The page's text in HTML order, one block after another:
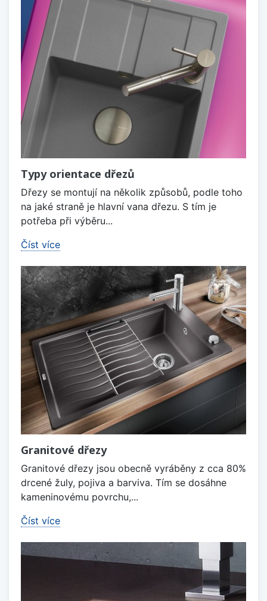
Typy orientace dřezů
Dřezy se montují na několik způsobů, podle toho
na jaké straně je hlavní vana dřezu. S tím je
potřeba při výběru...
Číst více
Granitové dřezy
Granitové dřezy jsou obecně vyráběny z cca 80%
drcené žuly, pojiva a barviva. Tím se dosáhne
kameninovému povrchu,...
Číst více